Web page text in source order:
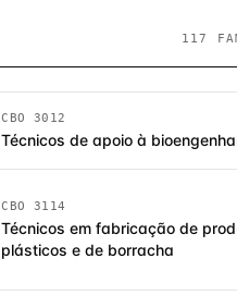
117
CBO 3012
Técnicos de apoio à
CBO 3114
Técnicos em fabricação de
plásticos e de borracha